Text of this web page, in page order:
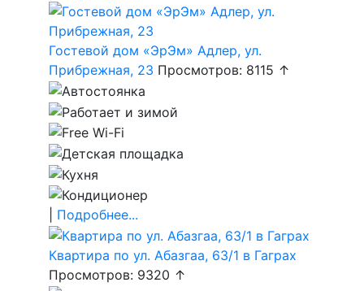
Гостевой дом «ЭрЭм» Адлер, ул.
Прибрежная, 23 Просмотров: 8115 ↑
Подробнее...
Квартира по ул. Абазгаа, 63/1 в Гаграх
Просмотров: 9320 ↑